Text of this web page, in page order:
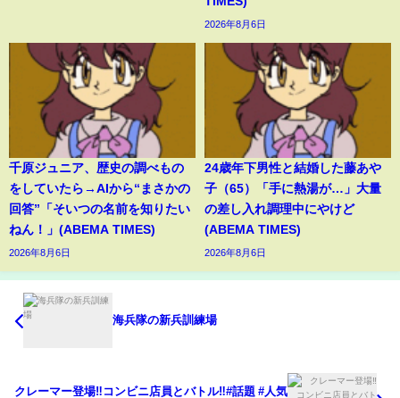
2026年8月6日
千原ジュニア、歴史の調べもの
をしていたら→AIから“まさかの
回答”「そいつの名前を知りたい
ねん！」(ABEMA TIMES)
2026年8月6日
24歳年下男性と結婚した藤あや
子（65）「手に熱湯が…」大量
の差し入れ調理中にやけど
(ABEMA TIMES)
2026年8月6日
海兵隊の新兵訓練場
クレーマー登場‼️コンビニ店員とバトル‼️#話題 #人気